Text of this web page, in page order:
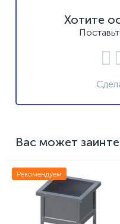
Хотите
Вас может
Рекомендуем